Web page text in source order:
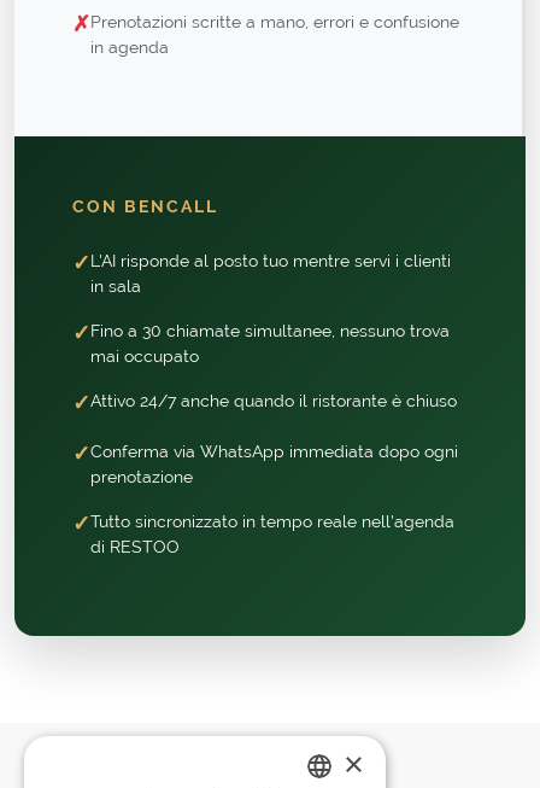
✗Prenotazioni scritte a mano, errori e confusione
in agenda
CON BENCALL
✓L'AI risponde al posto tuo mentre servi i clienti
in sala
✓Fino a 30 chiamate simultanee, nessuno trova
mai occupato
✓Attivo 24/7 anche quando il ristorante è chiuso
✓Conferma via WhatsApp immediata dopo ogni
prenotazione
✓Tutto sincronizzato in tempo reale nell'agenda
di RESTOO
×